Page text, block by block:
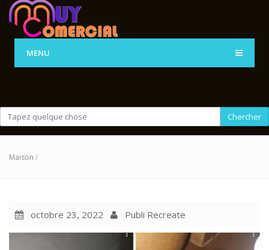
MENU
Chercher
Maison /
octobre 23, 2022 Publi Recreate